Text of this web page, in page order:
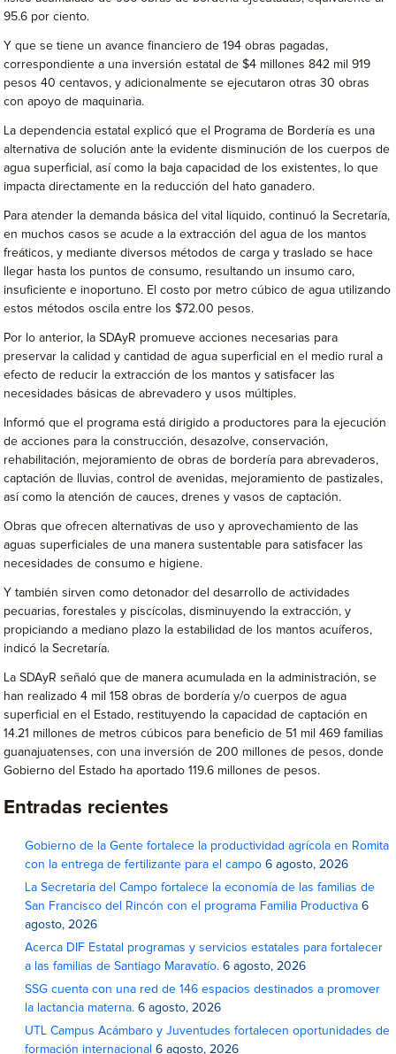
95.6 por ciento.
Y que se tiene un avance financiero de 194 obras pagadas,
correspondiente a una inversión estatal de $4 millones 842 mil 919
pesos 40 centavos, y adicionalmente se ejecutaron otras 30 obras
con apoyo de maquinaria.
La dependencia estatal explicó que el Programa de Bordería es una
alternativa de solución ante la evidente disminución de los cuerpos de
agua superficial, así como la baja capacidad de los existentes, lo que
impacta directamente en la reducción del hato ganadero.
Para atender la demanda básica del vital liquido, continuó la Secretaría,
en muchos casos se acude a la extracción del agua de los mantos
freáticos, y mediante diversos métodos de carga y traslado se hace
llegar hasta los puntos de consumo, resultando un insumo caro,
insuficiente e inoportuno. El costo por metro cúbico de agua utilizando
estos métodos oscila entre los $72.00 pesos.
Por lo anterior, la SDAyR promueve acciones necesarias para
preservar la calidad y cantidad de agua superficial en el medio rural a
efecto de reducir la extracción de los mantos y satisfacer las
necesidades básicas de abrevadero y usos múltiples.
Informó que el programa está dirigido a productores para la ejecución
de acciones para la construcción, desazolve, conservación,
rehabilitación, mejoramiento de obras de bordería para abrevaderos,
captación de lluvias, control de avenidas, mejoramiento de pastizales,
así como la atención de cauces, drenes y vasos de captación.
Obras que ofrecen alternativas de uso y aprovechamiento de las
aguas superficiales de una manera sustentable para satisfacer las
necesidades de consumo e higiene.
Y también sirven como detonador del desarrollo de actividades
pecuarias, forestales y piscícolas, disminuyendo la extracción, y
propiciando a mediano plazo la estabilidad de los mantos acuíferos,
indicó la Secretaría.
La SDAyR señaló que de manera acumulada en la administración, se
han realizado 4 mil 158 obras de bordería y/o cuerpos de agua
superficial en el Estado, restituyendo la capacidad de captación en
14.21 millones de metros cúbicos para beneficio de 51 mil 469 familias
guanajuatenses, con una inversión de 200 millones de pesos, donde
Gobierno del Estado ha aportado 119.6 millones de pesos.
Entradas recientes
Gobierno de la Gente fortalece la productividad agrícola en Romita
con la entrega de fertilizante para el campo 6 agosto, 2026
La Secretaria del Campo fortalece la economía de las familias de
San Francisco del Rincón con el programa Familia Productiva 6
agosto, 2026
Acerca DIF Estatal programas y servicios estatales para fortalecer
a las familias de Santiago Maravatío. 6 agosto, 2026
SSG cuenta con una red de 146 espacios destinados a promover
la lactancia materna. 6 agosto, 2026
UTL Campus Acámbaro y Juventudes fortalecen oportunidades de
formación internacional 6 agosto, 2026